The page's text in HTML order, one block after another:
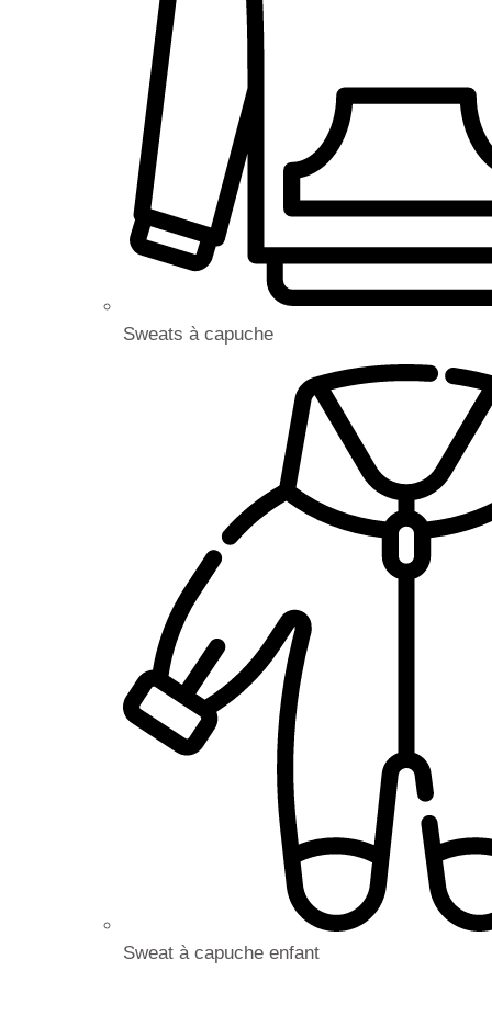
Sweats à capuche
Sweat à capuche enfant